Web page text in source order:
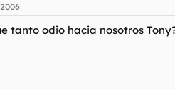
tanto odio hacia nosotros